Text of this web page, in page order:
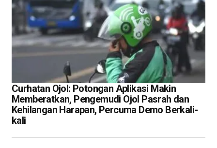
Curhatan Ojol: Potongan Aplikasi Makin
Memberatkan, Pengemudi Ojol Pasrah dan
Kehilangan Harapan, Percuma Demo Berkali-
kali